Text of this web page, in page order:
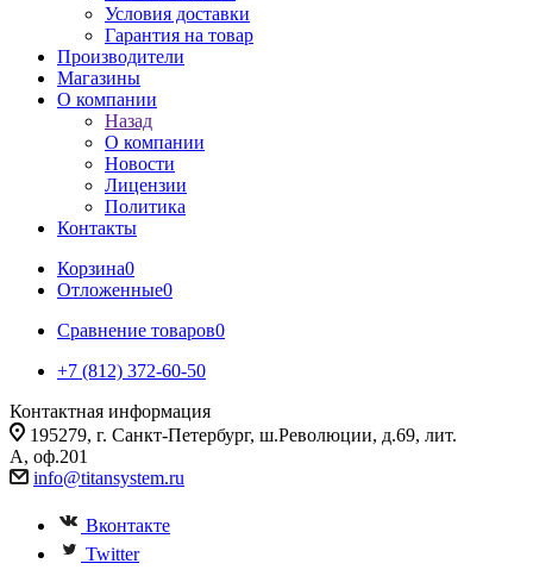
Условия доставки
Гарантия на товар
Производители
Магазины
О компании
Назад
О компании
Новости
Лицензии
Политика
Контакты
Корзина0
Отложенные0
Сравнение товаров0
+7 (812) 372-60-50
Контактная информация
195279, г. Санкт-Петербург, ш.Революции, д.69, лит.
А, оф.201
info@titansystem.ru
Вконтакте
Twitter